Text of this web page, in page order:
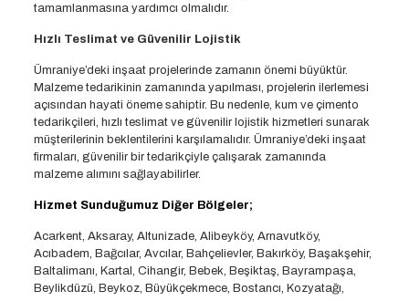
tamamlanmasına yardımcı olmalıdır.
Hızlı Teslimat ve Güvenilir Lojistik
Ümraniye’deki inşaat projelerinde zamanın önemi büyüktür.
Malzeme tedarikinin zamanında yapılması, projelerin ilerlemesi
açısından hayati öneme sahiptir. Bu nedenle, kum ve çimento
tedarikçileri, hızlı teslimat ve güvenilir lojistik hizmetleri sunarak
müşterilerinin beklentilerini karşılamalıdır. Ümraniye’deki inşaat
firmaları, güvenilir bir tedarikçiyle çalışarak zamanında
malzeme alımını sağlayabilirler.
Hizmet Sunduğumuz Diğer Bölgeler;
Acarkent, Aksaray, Altunizade, Alibeyköy, Arnavutköy,
Acıbadem, Bağcılar, Avcılar, Bahçelievler, Bakırköy, Başakşehir,
Baltalimanı, Kartal, Cihangir, Bebek, Beşiktaş, Bayrampaşa,
Beylikdüzü, Beykoz, Büyükçekmece, Bostancı, Kozyatağı,